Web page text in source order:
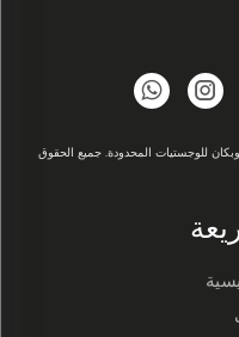
شركة قوانغدونغ توبكان للوجستيات المحدودة. جميع الحقوق